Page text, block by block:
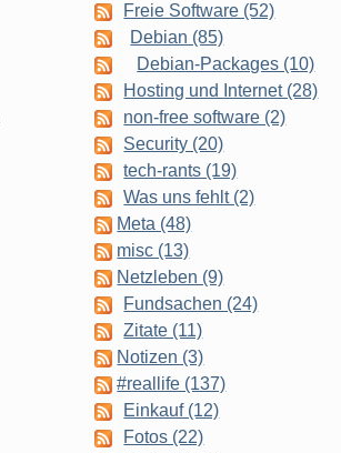
Freie Software (52)
Debian (85)
Debian-Packages (10)
Hosting und Internet (28)
non-free software (2)
Security (20)
tech-rants (19)
Was uns fehlt (2)
Meta (48)
misc (13)
Netzleben (9)
Fundsachen (24)
Zitate (11)
Notizen (3)
#reallife (137)
Einkauf (12)
Fotos (22)